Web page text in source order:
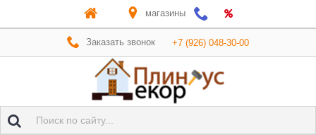
магазины
Заказать звонок +7 (926) 048-30-00